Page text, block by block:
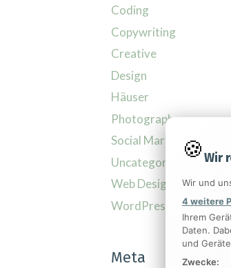
Coding
Copywriting
Creative
Design
Häuser
Photography
Social Marketing
Uncategorized
Web Design
WordPress
Meta
Wir
Wir und
4 weitere
Ihrem
Daten.
und
Zwecke: